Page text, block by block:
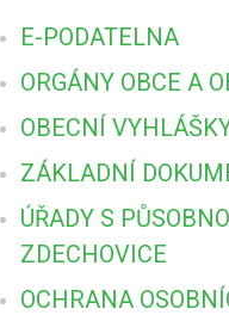
E-PODATELNA
ORGÁNY OBCE A
OBECNÍ
ZÁKLADNÍ
ÚŘADY S
ZDECHOVICE
OCHRANA